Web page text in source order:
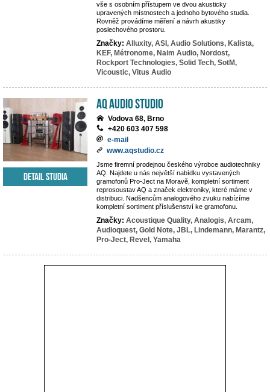
vše s osobním přístupem ve dvou akusticky
upravených místnostech a jednoho bytového studia.
Rovněž provádíme měření a návrh akustiky
poslechového prostoru.
Značky: Alluxity, ASI, Audio Solutions, Kalista,
KEF, Métronome, Naim Audio, Nordost,
Rockport Technologies, Solid Tech, SotM,
Vicoustic, Vitus Audio
AQ audio studio
Vodova 68, Brno
+420 603 407 598
e-mail
www.aqstudio.cz
Jsme firemní prodejnou českého výrobce audiotechniky
AQ. Najdete u nás největší nabídku vystavených
gramofonů Pro-Ject na Moravě, kompletní sortiment
reprosoustav AQ a značek elektroniky, které máme v
distribuci. Nadšencům analogového zvuku nabízíme
kompletní sortiment příslušenství ke gramofonu.
Značky: Acoustique Quality, Analogis, Arcam,
Audioquest, Gold Note, JBL, Lindemann, Marantz,
Pro-Ject, Revel, Yamaha
Detail studia